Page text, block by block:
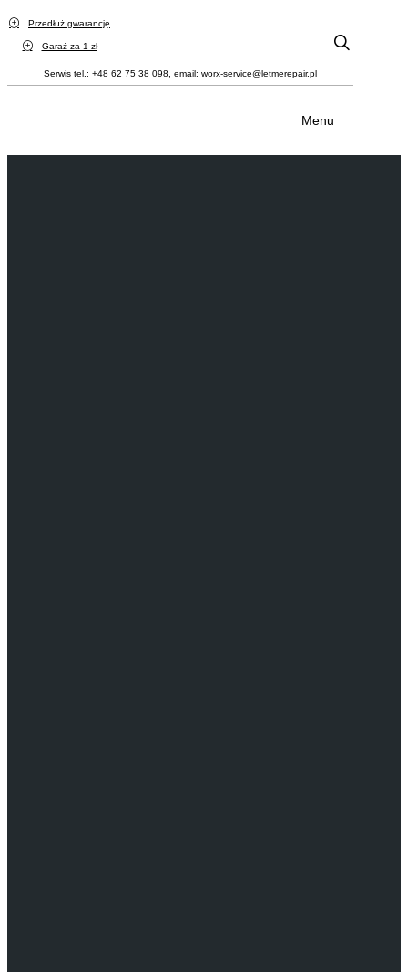
Przedłuż gwarancję
Garaż za 1 zł
Serwis tel.:+48 62 75 38 098 , email:worx-service@letmerepair.pl
Menu